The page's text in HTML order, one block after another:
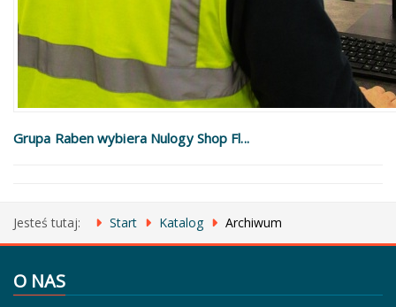
Grupa Raben wybiera Nulogy Shop Fl...
Jesteś tutaj: Start Katalog Archiwum
O NAS